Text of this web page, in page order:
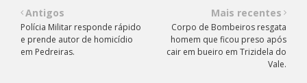
Mais recentes
Corpo de Bombeiros resgata
homem que ficou preso após
cair em bueiro em Trizidela do
Vale.
Antigos
Polícia Militar responde rápido
e prende autor de homicídio
em Pedreiras.